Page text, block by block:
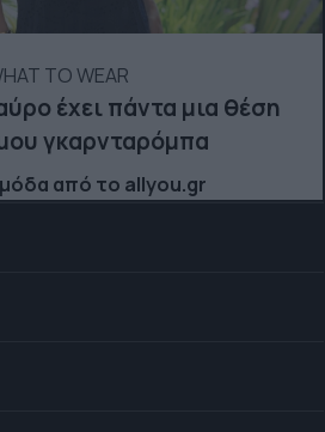
TO WEAR
έχει πάντα μια θέση
γκαρνταρόμπα
από το allyou.gr